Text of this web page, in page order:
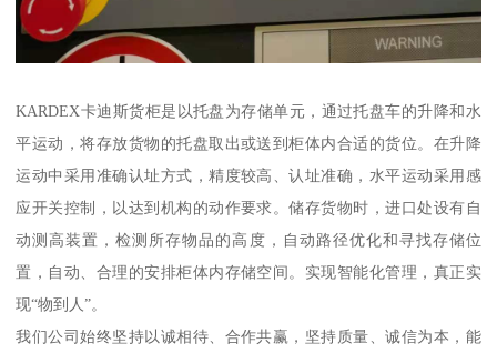
KARDEX卡迪斯货柜是以托盘为存储单元，通过托盘车的升降和水
平运动，将存放货物的托盘取出或送到柜体内合适的货位。在升降
运动中采用准确认址方式，精度较高、认址准确，水平运动采用感
应开关控制，以达到机构的动作要求。储存货物时，进口处设有自
动测高装置，检测所存物品的高度，自动路径优化和寻找存储位
置，自动、合理的安排柜体内存储空间。实现智能化管理，真正实
现“物到人”。
我们公司始终坚持以诚相待、合作共赢，坚持质量、诚信为本，能